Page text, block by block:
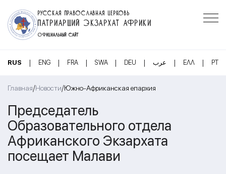
РУССКАЯ ПРАВОСЛАВНАЯ ЦЕРКОВЬ
ПАТРИАРШИЙ ЭКЗАРХАТ АФРИКИ
ОФИЦИАЛЬНЫЙ САЙТ
RUS | ENG | FRA | SWA | DEU | عرب | ΕΛΛ | PT
Главная/Новости/Южно-Африканская епархия
Председатель
Образовательного отдела
Африканского Экзархата
посещает Малави